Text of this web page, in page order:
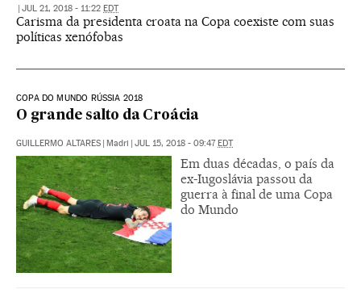
JUL 21, 2018 - 11:22 EDT
Carisma da presidenta croata na Copa coexiste com suas
políticas xenófobas
COPA DO MUNDO RÚSSIA 2018
O grande salto da Croácia
GUILLERMO ALTARES Madri JUL 15, 2018 - 09:47 EDT
Em duas décadas, o país da
ex-Iugoslávia passou da
guerra à final de uma Copa
do Mundo